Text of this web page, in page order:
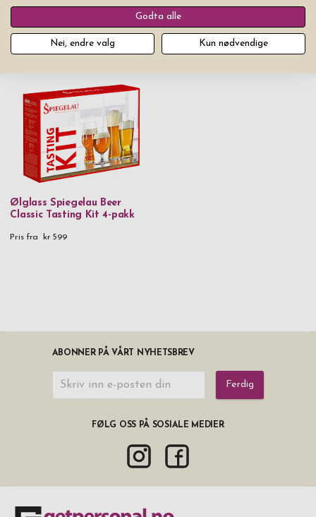
Ølglass LSA Bar Lager 2-
Ølglass LSA Bar Craft Beer
Ølglass Spiegelau Beer
Classic Tasting Kit 4-pakk
Pris fra kr 599
ABONNER PÅ VÅRT NYHETSBREV
Ferdig
FØLG OSS PÅ SOSIALE MEDIER
Godta alle
Nei, endre valg Kun nødvendige